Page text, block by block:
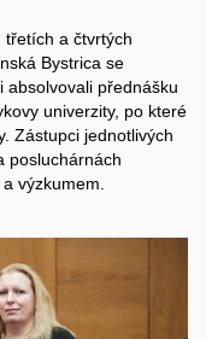
třetích a čtvrtých
Bystrica se
přednášku
univerzity, po které
Zástupci jednotlivých
posluchárnách
výzkumem.